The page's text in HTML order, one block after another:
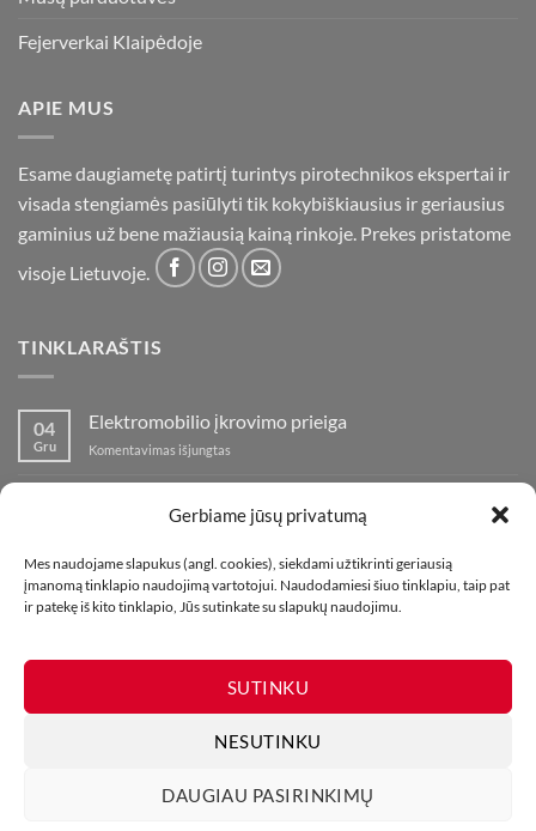
Gerbiame jūsų privatumą
Mes naudojame slapukus (angl. cookies), siekdami užtikrinti geriausią
įmanomą tinklapio naudojimą vartotojui. Naudodamiesi šiuo tinklapiu, taip pat
ir patekę iš kito tinklapio, Jūs sutinkate su slapukų naudojimu.
SUTINKU
NESUTINKU
DAUGIAU PASIRINKIMŲ
Fejerverkai Klaipėdoje
APIE MUS
Esame daugiametę patirtį turintys pirotechnikos ekspertai ir
visada stengiamės pasiūlyti tik kokybiškiausius ir geriausius
gaminius už bene mažiausią kainą rinkoje. Prekes pristatome
visoje Lietuvoje.
TINKLARAŠTIS
04
Gru
Elektromobilio įkrovimo prieiga
Komentavimas išjungtas
prieiga
Komentavimas išjungtasįraše
fejerverkų
parduotuvė
Klaipedoje!
01
Lap
Kaip fotografuoti fejerverkus
Komentavimas išjungtasįraše
fejerverkus
MŪSŲ PARDUOTUVĖS KONTAKTAI TINKLARAŠTIS